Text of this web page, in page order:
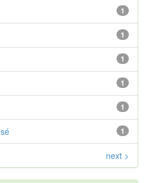
1
1
1
1
1
1
next >